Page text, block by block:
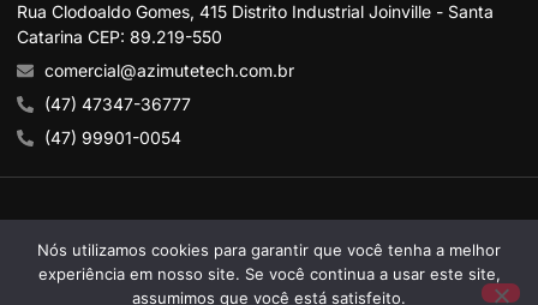
Rua Clodoaldo Gomes, 415 Distrito Industrial Joinville - Santa
Catarina CEP: 89.219-550
comercial@azimutetech.com.br
(47) 47347-36777
(47) 99901-0054
Nós utilizamos cookies para garantir que você tenha a melhor
experiência em nosso site. Se você continua a usar este site,
assumimos que você está satisfeito.